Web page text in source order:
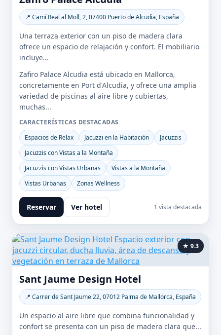
📍 Camí Real al Moll, 2, 07400 Puerto de Alcudia, España
Una terraza exterior con un piso de madera clara
ofrece un espacio de relajación y confort. El mobiliario
incluye...
Zafiro Palace Alcudia está ubicado en Mallorca,
concretamente en Port d'Alcudia, y ofrece una amplia
variedad de piscinas al aire libre y cubiertas,
muchas...
CARACTERÍSTICAS DESTACADAS
Espacios de Relax
Jacuzzi en la Habitación
Jacuzzis
Jacuzzis con Vistas a la Montaña
Jacuzzis con Vistas Urbanas
Vistas a la Montaña
Vistas Urbanas
Zonas Wellness
Reservar Ver hotel 1 vista destacada
★ 9.3
Sant Jaume Design Hotel
📍 Carrer de Sant Jaume 22, 07012 Palma de Mallorca, España
Un espacio al aire libre que combina funcionalidad y
confort se presenta con un piso de madera clara que...